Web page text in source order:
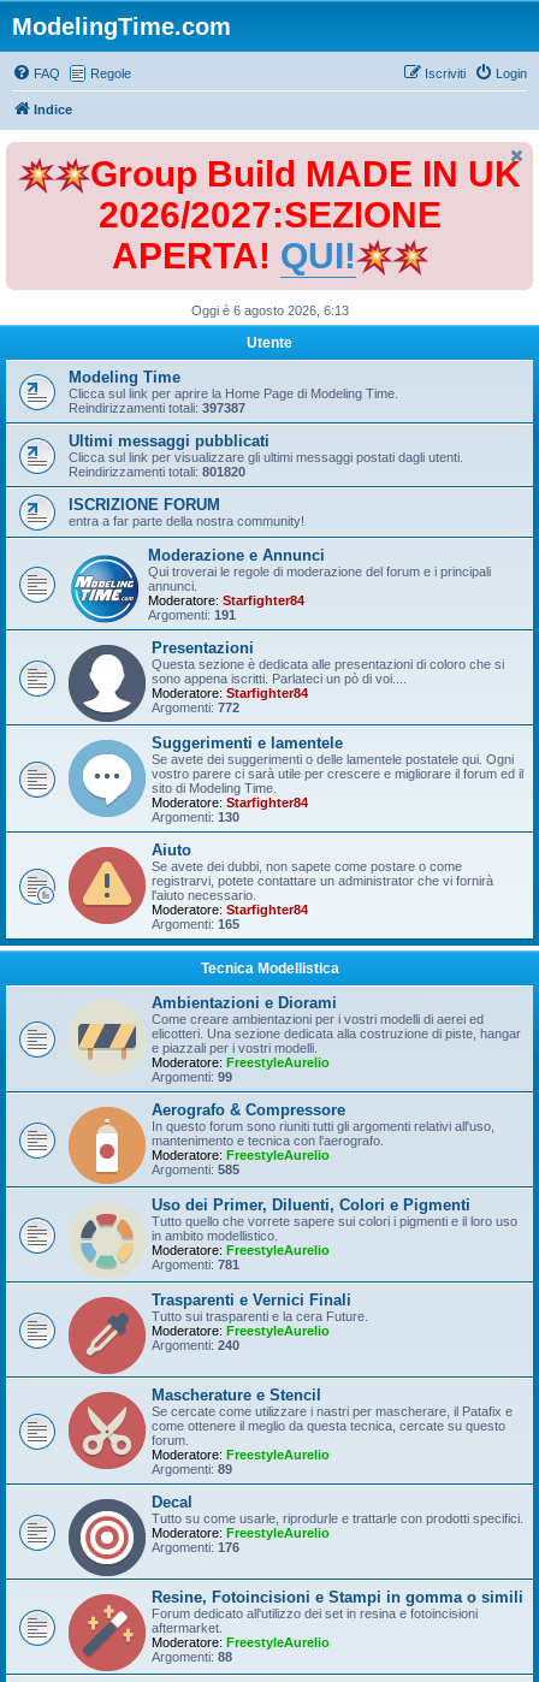
ModelingTime.com
FAQ Regole Login
Iscriviti
Indice
Group Build MADE IN UK
2026/2027:SEZIONE
APERTA! QUI!
Oggi è 6 agosto 2026, 6:13
Utente
Modeling Time
Clicca sul link per aprire la Home Page di Modeling Time.
Reindirizzamenti totali: 397387
Ultimi messaggi pubblicati
Clicca sul link per visualizzare gli ultimi messaggi postati dagli utenti.
Reindirizzamenti totali: 801820
ISCRIZIONE FORUM
entra a far parte della nostra community!
Moderazione e Annunci
Qui troverai le regole di moderazione del forum e i principali
annunci.
Moderatore: Starfighter84
Argomenti: 191
Presentazioni
Questa sezione è dedicata alle presentazioni di coloro che si
sono appena iscritti. Parlateci un pò di voi....
Moderatore: Starfighter84
Argomenti: 772
Suggerimenti e lamentele
Se avete dei suggerimenti o delle lamentele postatele qui. Ogni
vostro parere ci sarà utile per crescere e migliorare il forum ed il
sito di Modeling Time.
Moderatore: Starfighter84
Argomenti: 130
Aiuto
Se avete dei dubbi, non sapete come postare o come
registrarvi, potete contattare un administrator che vi fornirà
l'aiuto necessario.
Moderatore: Starfighter84
Argomenti: 165
Tecnica Modellistica
Ambientazioni e Diorami
Come creare ambientazioni per i vostri modelli di aerei ed
elicotteri. Una sezione dedicata alla costruzione di piste, hangar
e piazzali per i vostri modelli.
Moderatore: FreestyleAurelio
Argomenti: 99
Aerografo & Compressore
In questo forum sono riuniti tutti gli argomenti relativi all'uso,
mantenimento e tecnica con l'aerografo.
Moderatore: FreestyleAurelio
Argomenti: 585
Uso dei Primer, Diluenti, Colori e Pigmenti
Tutto quello che vorrete sapere sui colori i pigmenti e il loro uso
in ambito modellistico.
Moderatore: FreestyleAurelio
Argomenti: 781
Trasparenti e Vernici Finali
Tutto sui trasparenti e la cera Future.
Moderatore: FreestyleAurelio
Argomenti: 240
Mascherature e Stencil
Se cercate come utilizzare i nastri per mascherare, il Patafix e
come ottenere il meglio da questa tecnica, cercate su questo
forum.
Moderatore: FreestyleAurelio
Argomenti: 89
Decal
Tutto su come usarle, riprodurle e trattarle con prodotti specifici.
Moderatore: FreestyleAurelio
Argomenti: 176
Resine, Fotoincisioni e Stampi in gomma o simili
Forum dedicato all'utilizzo dei set in resina e fotoincisioni
aftermarket.
Moderatore: FreestyleAurelio
Argomenti: 88